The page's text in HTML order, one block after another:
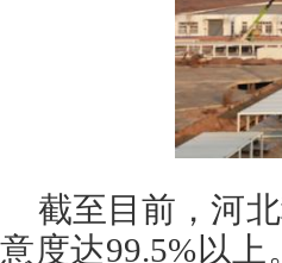
截至目前，河
意度达99.5%以